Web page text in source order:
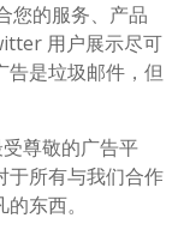
您的服务、产品
用户展示尽可
告是垃圾邮件，但
尊敬的广告平
于所有与我们合作
东西。